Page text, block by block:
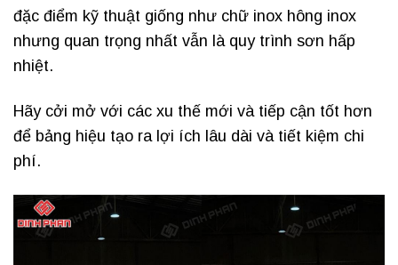
đặc điểm kỹ thuật giống như chữ inox hông inox
nhưng quan trọng nhất vẫn là quy trình sơn hấp
nhiệt.
Hãy cởi mở với các xu thế mới và tiếp cận tốt hơn
để bảng hiệu tạo ra lợi ích lâu dài và tiết kiệm chi
phí.